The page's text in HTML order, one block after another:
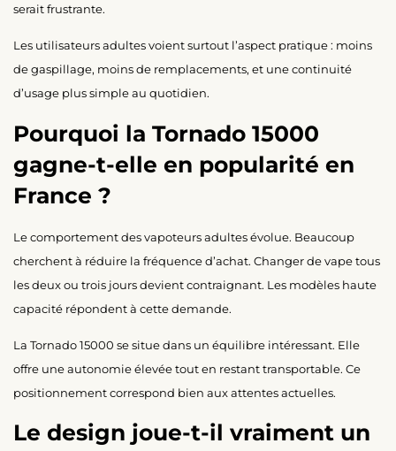
serait frustrante.
Les utilisateurs adultes voient surtout l’aspect pratique : moins
de gaspillage, moins de remplacements, et une continuité
d’usage plus simple au quotidien.
Pourquoi la Tornado 15000
gagne-t-elle en popularité en
France ?
Le comportement des vapoteurs adultes évolue. Beaucoup
cherchent à réduire la fréquence d’achat. Changer de vape tous
les deux ou trois jours devient contraignant. Les modèles haute
capacité répondent à cette demande.
La Tornado 15000 se situe dans un équilibre intéressant. Elle
offre une autonomie élevée tout en restant transportable. Ce
positionnement correspond bien aux attentes actuelles.
Le design joue-t-il vraiment un